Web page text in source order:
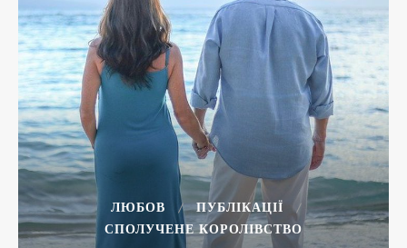
ЛЮБОВ
ПУБЛІКАЦІЇ
СПОЛУЧЕНЕ КОРОЛІВСТВО